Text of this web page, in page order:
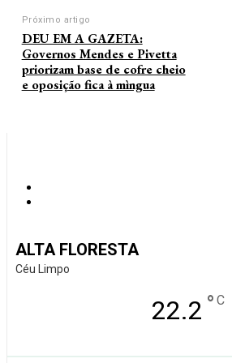
Próximo artigo
DEU EM A GAZETA:
Governos Mendes e Pivetta
priorizam base de cofre cheio
e oposição fica à mìngua
ALTA FLORESTA
Céu Limpo
22.2 ° C